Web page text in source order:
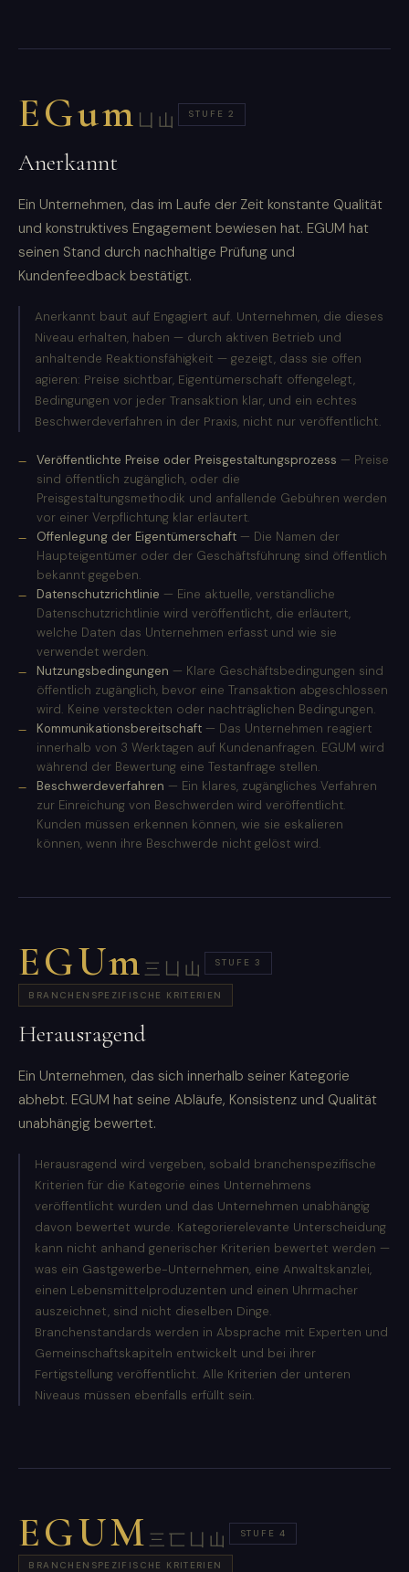
EGum 凵山 STUFE 2
Anerkannt
Ein Unternehmen, das im Laufe der Zeit konstante Qualität
und konstruktives Engagement bewiesen hat. EGUM hat
seinen Stand durch nachhaltige Prüfung und
Kundenfeedback bestätigt.
Anerkannt baut auf Engagiert auf. Unternehmen, die dieses
Niveau erhalten, haben — durch aktiven Betrieb und
anhaltende Reaktionsfähigkeit — gezeigt, dass sie offen
agieren: Preise sichtbar, Eigentümerschaft offengelegt,
Bedingungen vor jeder Transaktion klar, und ein echtes
Beschwerdeverfahren in der Praxis, nicht nur veröffentlicht.
Veröffentlichte Preise oder Preisgestaltungsprozess — Preise
sind öffentlich zugänglich, oder die
Preisgestaltungsmethodik und anfallende Gebühren werden
vor einer Verpflichtung klar erläutert.
Offenlegung der Eigentümerschaft — Die Namen der
Haupteigentümer oder der Geschäftsführung sind öffentlich
bekannt gegeben.
Datenschutzrichtlinie — Eine aktuelle, verständliche
Datenschutzrichtlinie wird veröffentlicht, die erläutert,
welche Daten das Unternehmen erfasst und wie sie
verwendet werden.
Nutzungsbedingungen — Klare Geschäftsbedingungen sind
öffentlich zugänglich, bevor eine Transaktion abgeschlossen
wird. Keine versteckten oder nachträglichen Bedingungen.
Kommunikationsbereitschaft — Das Unternehmen reagiert
innerhalb von 3 Werktagen auf Kundenanfragen. EGUM wird
während der Bewertung eine Testanfrage stellen.
Beschwerdeverfahren — Ein klares, zugängliches Verfahren
zur Einreichung von Beschwerden wird veröffentlicht.
Kunden müssen erkennen können, wie sie eskalieren
können, wenn ihre Beschwerde nicht gelöst wird.
EGUm 三凵山 STUFE 3
BRANCHENSPEZIFISCHE KRITERIEN
Herausragend
Ein Unternehmen, das sich innerhalb seiner Kategorie
abhebt. EGUM hat seine Abläufe, Konsistenz und Qualität
unabhängig bewertet.
Herausragend wird vergeben, sobald branchenspezifische
Kriterien für die Kategorie eines Unternehmens
veröffentlicht wurden und das Unternehmen unabhängig
davon bewertet wurde. Kategorierelevante Unterscheidung
kann nicht anhand generischer Kriterien bewertet werden —
was ein Gastgewerbe-Unternehmen, eine Anwaltskanzlei,
einen Lebensmittelproduzenten und einen Uhrmacher
auszeichnet, sind nicht dieselben Dinge.
Branchenstandards werden in Absprache mit Experten und
Gemeinschaftskapiteln entwickelt und bei ihrer
Fertigstellung veröffentlicht. Alle Kriterien der unteren
Niveaus müssen ebenfalls erfüllt sein.
EGUM 三匸凵山 STUFE 4
BRANCHENSPEZIFISCHE KRITERIEN